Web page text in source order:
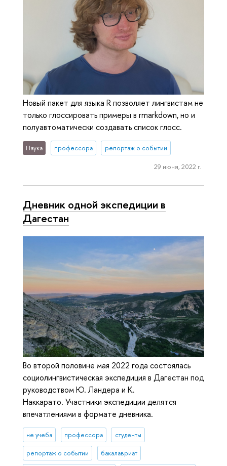
Новый пакет для языка R позволяет лингвистам не
только глоссировать примеры в rmarkdown, но и
полуавтоматически создавать список глосс.
Наука профессора репортаж о событии
29 июня, 2022 г.
Дневник одной экспедиции в
Дагестан
Во второй половине мая 2022 года состоялась
социолингвистическая экспедиция в Дагестан под
руководством Ю. Ландера и К.
Наккарато. Участники экспедиции делятся
впечатлениями в формате дневника.
не учеба профессора студенты
репортаж о событии бакалавриат